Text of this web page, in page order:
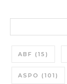
ABF (15)
ASPO (101)